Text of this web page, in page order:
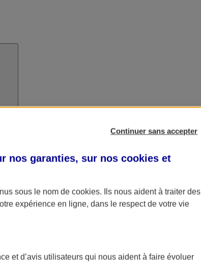
Continuer sans accepter
nos garanties, sur nos cookies et
sous le nom de cookies. Ils nous aident à traiter des
expérience en ligne, dans le respect de votre vie
et d’avis utilisateurs qui nous aident à faire évoluer